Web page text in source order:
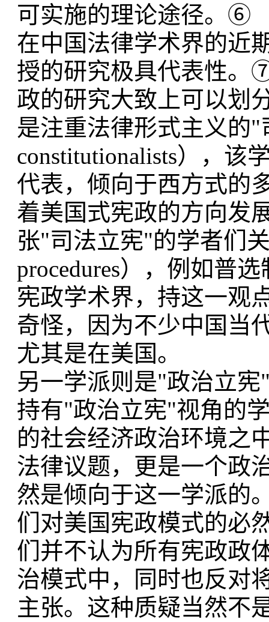
可实施的理论途径。⑥
在中国法律学术界的近
授的研究极具代表性。
政的研究大致上可以划
是注重法律形式主义的
constitutionalists），该
代表，倾向于西方式的
着美国式宪政的方向发
张"司法立宪"的学者们
procedures），例如普
宪政学术界，持这一观
奇怪，因为不少中国当
尤其是在美国。
另一学派则是"政治立宪
持有"政治立宪"视角的
的社会经济政治环境之
法律议题，更是一个政
然是倾向于这一学派的
们对美国宪政模式的必
们并不认为所有宪政政
治模式中，同时也反对
主张。这种质疑当然不